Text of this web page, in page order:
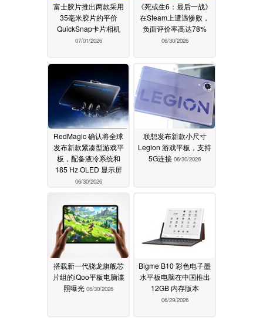
富士胶片推出两款采用
35毫米胶片的平价
QuickSnap卡片相机
07/01/2026
《死或生6：最后一战》
在Steam上遭遇惨败，
负面评价率高达78%
06/30/2026
RedMagic 确认将全球
发布新款紧凑型游戏平
板，配备液冷系统和
185 Hz OLED 显示屏
06/30/2026
联想发布新款小尺寸
Legion 游戏平板，支持
5G连接 06/30/2026
搭载新一代骁龙旗舰芯
片组的iQoo平板电脑谍
照曝光 06/30/2026
Bigme B10 彩色电子墨
水平板电脑在中国推出
12GB 内存版本
06/29/2026